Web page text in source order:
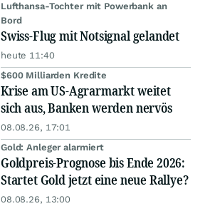
Lufthansa-Tochter mit Powerbank an
Bord
Swiss-Flug mit Notsignal gelandet
heute 11:40
$600 Milliarden Kredite
Krise am US-Agrarmarkt weitet
sich aus, Banken werden nervös
08.08.26, 17:01
Gold: Anleger alarmiert
Goldpreis-Prognose bis Ende 2026:
Startet Gold jetzt eine neue Rallye?
08.08.26, 13:00